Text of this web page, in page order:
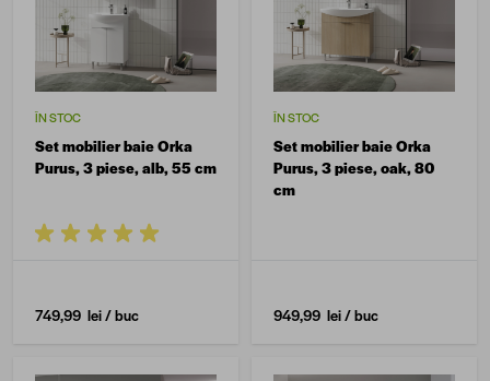
ÎN STOC
Set mobilier baie Orka
Purus, 3 piese, alb, 55 cm
749,99 lei/ buc
ÎN STOC
Set mobilier baie Orka
Purus, 3 piese, oak, 80
cm
949,99 lei/ buc